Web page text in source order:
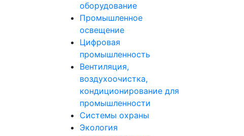
оборудование
Промышленное
освещение
Цифровая
промышленность
Вентиляция,
воздухоочистка,
кондиционирование для
промышленности
Системы охраны
Экология